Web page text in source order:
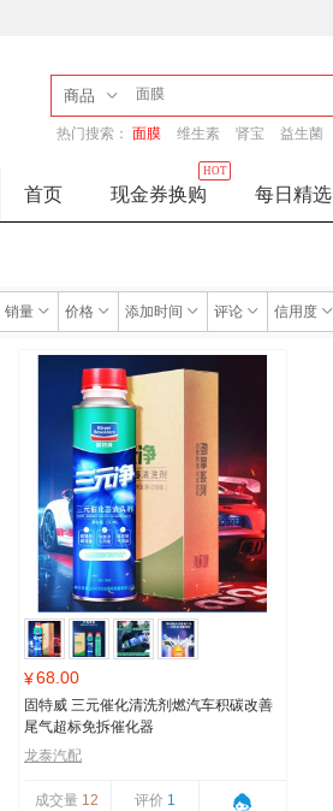
商品
热门搜索： 面膜 维生素 肾宝 益生菌
首页 现金券换购
HOT
每日精选
销量 价格 添加时间 评论 信用度
¥68.00
固特威 三元催化清洗剂燃汽车积碳改善
尾气超标免拆催化器
龙泰汽配
成交量 12 评价 1